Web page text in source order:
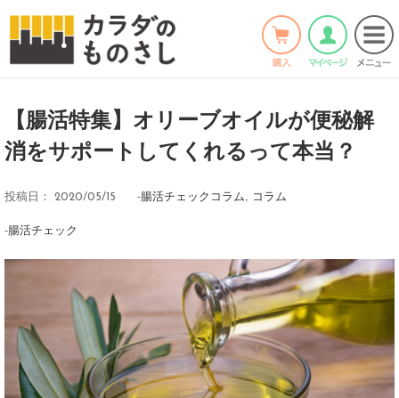
ホーム > コラム > 腸活チェックコラム >
Twitter LINE
【腸活特集】オリーブオイルが便秘解
消をサポートしてくれるって本当？
投稿日： 2020/05/15 -腸活チェックコラム, コラム
-腸活チェック